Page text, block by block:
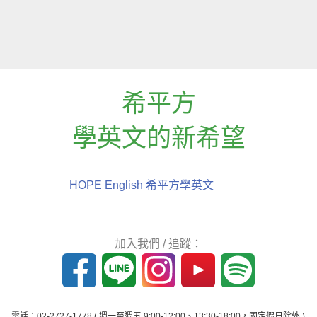
希平方
學英文的新希望
HOPE English 希平方學英文
加入我們 / 追蹤：